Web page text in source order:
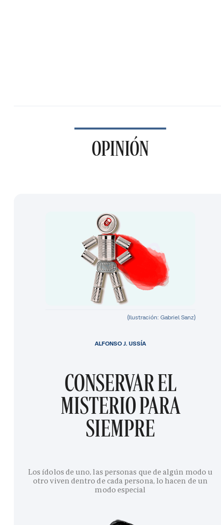
OPINIÓN
(Ilustración: Gabriel Sanz)
CONSERVAR EL
MISTERIO PARA
SIEMPRE
Los ídolos de uno, las personas que de algún modo u
otro viven dentro de cada persona, lo hacen de un
modo especial
ALFONSO J. USSÍA